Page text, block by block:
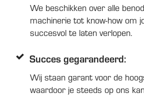
We beschikken over alle
machinerie tot know-how om
succesvol te laten verlopen.
Succes gegarandeerd:
Wij staan garant voor de
waardoor je steeds op ons